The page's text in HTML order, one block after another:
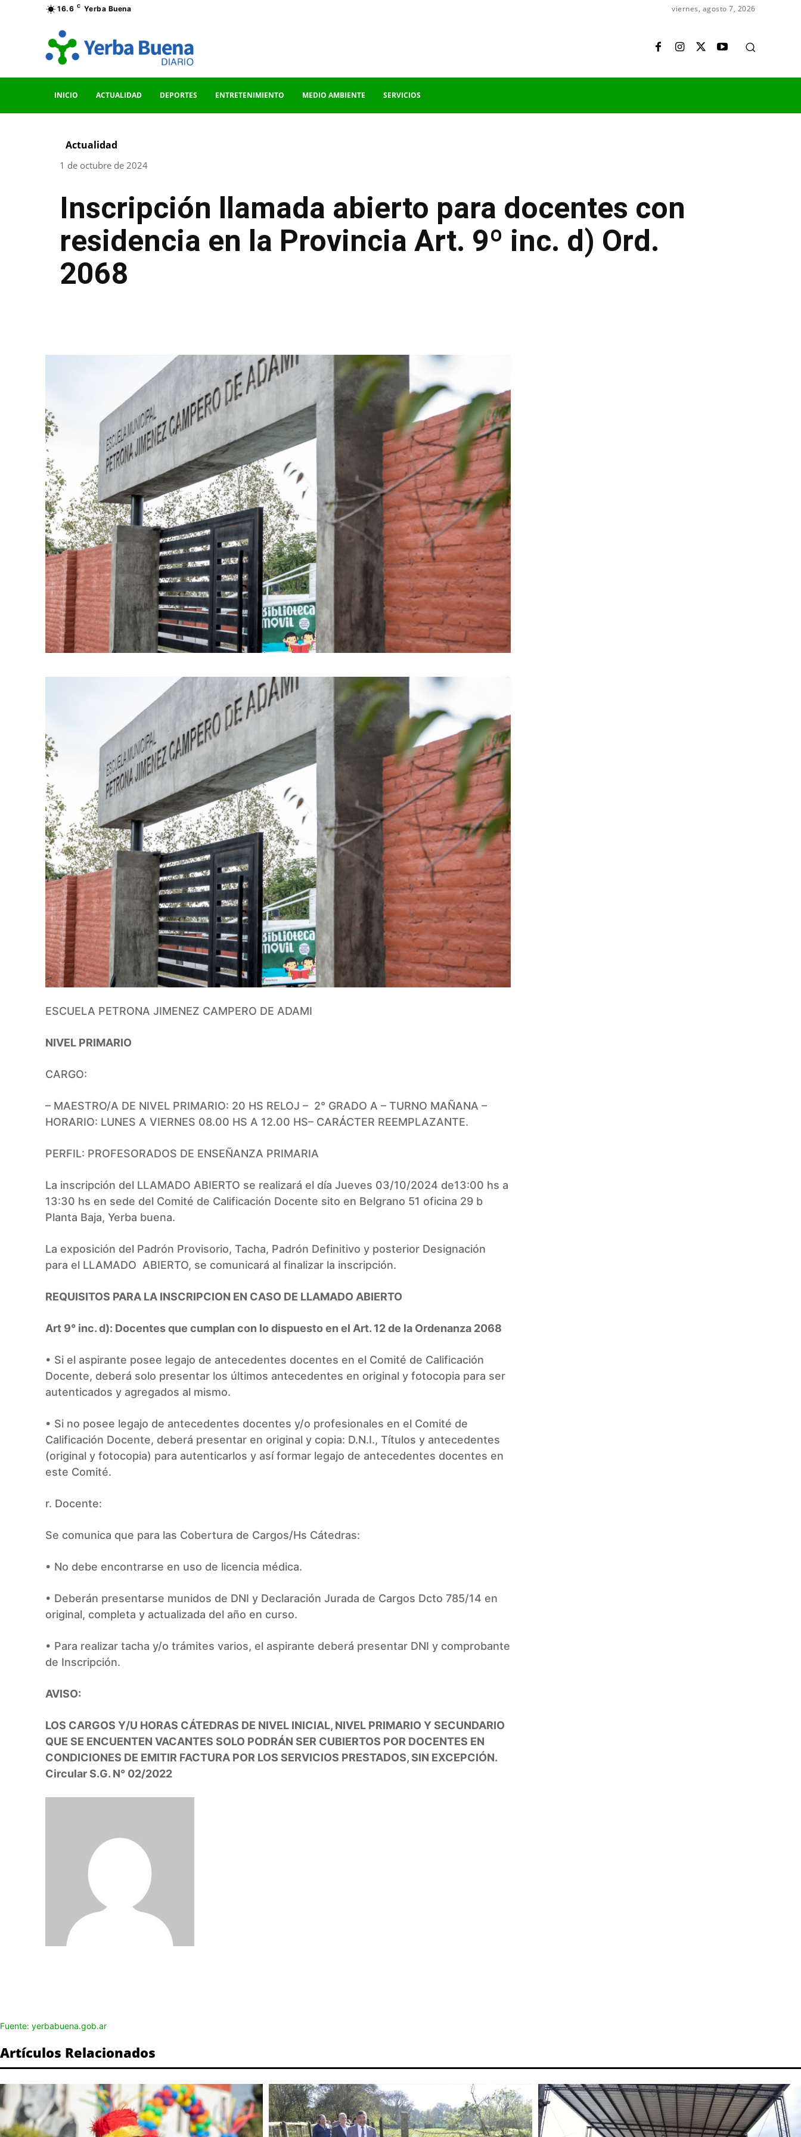
16.6 C Yerba Buena viernes, agosto 7, 2026
INICIO ACTUALIDAD DEPORTES ENTRETENIMIENTO MEDIO AMBIENTE SERVICIOS
Actualidad
1 de octubre de 2024
Inscripción llamada abierto para docentes con
residencia en la Provincia Art. 9º inc. d) Ord.
2068
ESCUELA PETRONA JIMENEZ CAMPERO DE ADAMI
NIVEL PRIMARIO
CARGO:
– MAESTRO/A DE NIVEL PRIMARIO: 20 HS RELOJ – 2° GRADO A – TURNO MAÑANA –
HORARIO: LUNES A VIERNES 08.00 HS A 12.00 HS– CARÁCTER REEMPLAZANTE.
PERFIL: PROFESORADOS DE ENSEÑANZA PRIMARIA
La inscripción del LLAMADO ABIERTO se realizará el día Jueves 03/10/2024 de13:00 hs a
13:30 hs en sede del Comité de Calificación Docente sito en Belgrano 51 oficina 29 b
Planta Baja, Yerba buena.
La exposición del Padrón Provisorio, Tacha, Padrón Definitivo y posterior Designación
para el LLAMADO ABIERTO, se comunicará al finalizar la inscripción.
REQUISITOS PARA LA INSCRIPCION EN CASO DE LLAMADO ABIERTO
Art 9° inc. d): Docentes que cumplan con lo dispuesto en el Art. 12 de la Ordenanza 2068
• Si el aspirante posee legajo de antecedentes docentes en el Comité de Calificación
Docente, deberá solo presentar los últimos antecedentes en original y fotocopia para ser
autenticados y agregados al mismo.
• Si no posee legajo de antecedentes docentes y/o profesionales en el Comité de
Calificación Docente, deberá presentar en original y copia: D.N.I., Títulos y antecedentes
(original y fotocopia) para autenticarlos y así formar legajo de antecedentes docentes en
este Comité.
r. Docente:
Se comunica que para las Cobertura de Cargos/Hs Cátedras:
• No debe encontrarse en uso de licencia médica.
• Deberán presentarse munidos de DNI y Declaración Jurada de Cargos Dcto 785/14 en
original, completa y actualizada del año en curso.
• Para realizar tacha y/o trámites varios, el aspirante deberá presentar DNI y comprobante
de Inscripción.
AVISO:
LOS CARGOS Y/U HORAS CÁTEDRAS DE NIVEL INICIAL, NIVEL PRIMARIO Y SECUNDARIO
QUE SE ENCUENTEN VACANTES SOLO PODRÁN SER CUBIERTOS POR DOCENTES EN
CONDICIONES DE EMITIR FACTURA POR LOS SERVICIOS PRESTADOS, SIN EXCEPCIÓN.
Circular S.G. N° 02/2022
Fuente: yerbabuena.gob.ar
Artículos Relacionados